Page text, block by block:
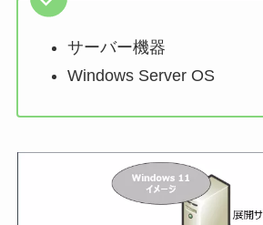
サーバー機器
Windows Server OS